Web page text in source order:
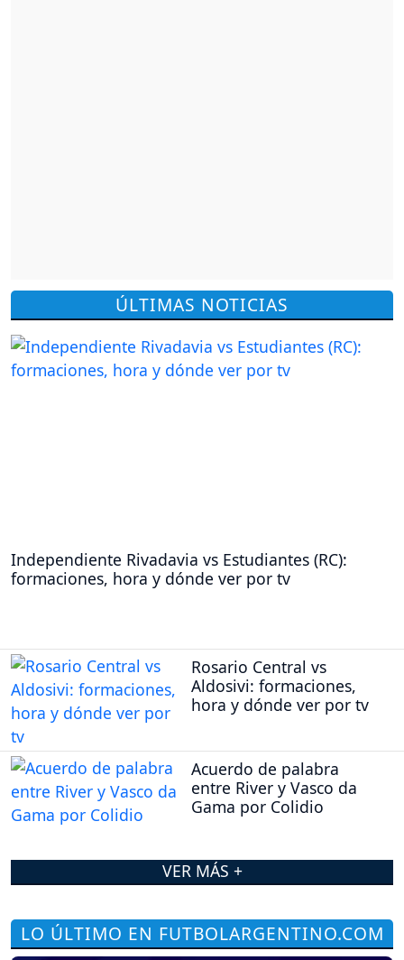
ÚLTIMAS NOTICIAS
Independiente Rivadavia vs Estudiantes (RC):
formaciones, hora y dónde ver por tv
Rosario Central vs
Aldosivi: formaciones,
hora y dónde ver por tv
Acuerdo de palabra
entre River y Vasco da
Gama por Colidio
VER MÁS +
LO ÚLTIMO EN FUTBOLARGENTINO.COM